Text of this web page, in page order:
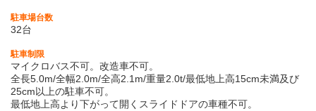
駐車場台数
32台
駐車制限
マイクロバス不可。改造車不可。
全長5.0m/全幅2.0m/全高2.1m/重量2.0t/最低地上高15cm未満及び
25cm以上の駐車不可。
最低地上高より下がって開くスライドドアの車種不可。